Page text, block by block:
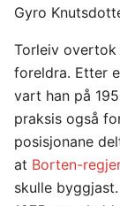
Gyro
Torleiv
foreldra. Etter
vart han på
praksis også
posisjonane
at Borten-
skulle